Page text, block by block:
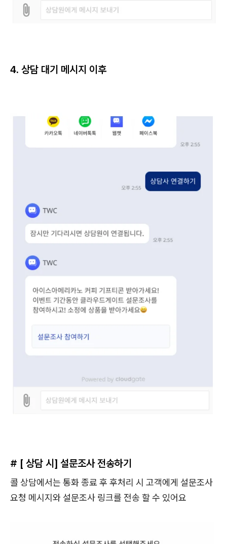
4. 상담 대기 메시지 이후
# [ 상담 시] 설문조사 전송하기
콜 상담에서는 통화 종료 후 후처리 시 고객에게 설문조사
요청 메시지와 설문조사 링크를 전송 할 수 있어요